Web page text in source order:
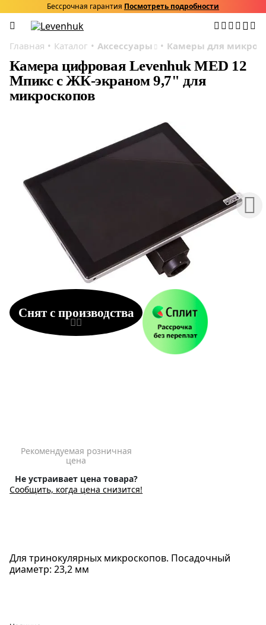
Бессрочная гарантия Посмотреть подробности
Главная Каталог Аксессуары Камеры для
Камера цифровая Levenhuk MED 12
Мпикс с ЖК-экраном 9,7" для
микроскопов
Снят с производства
Рекомендуемая розничная
цена
Не устраивает цена товара?
Сообщить, когда цена снизится!
Для тринокулярных микроскопов. Посадочный
диаметр: 23,2 мм